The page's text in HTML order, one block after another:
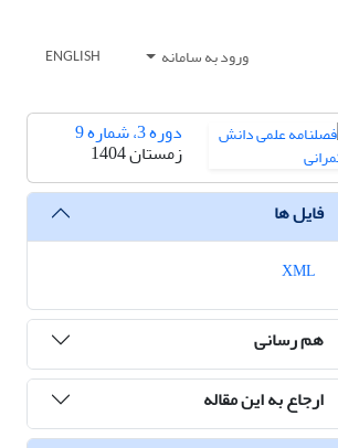
ورود به سامانه ENGLISH
دوره 3، شماره 9
زمستان 1404
فایل ها
هم رسانی
ارجاع به این مقاله